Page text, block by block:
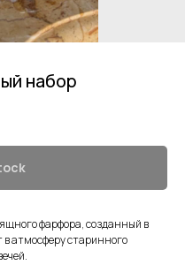
набор
фарфора, созданный в
в атмосферу старинного